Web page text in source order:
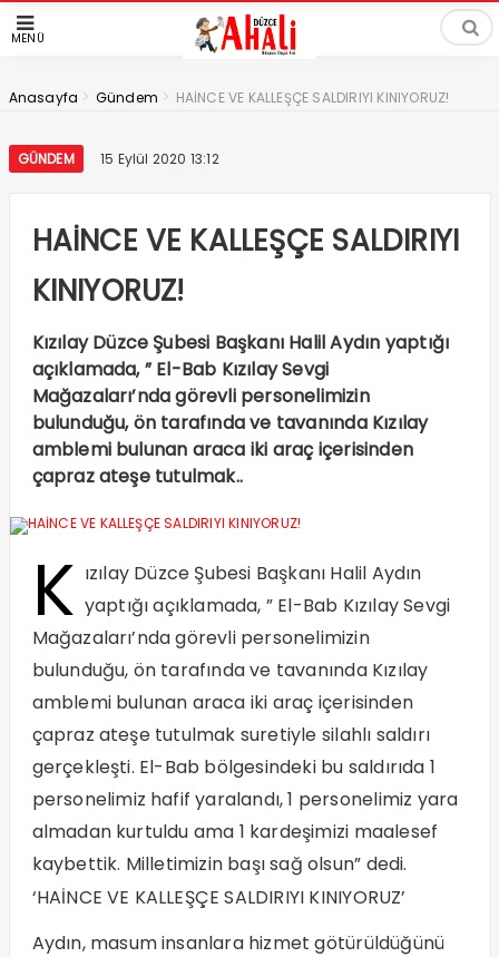
MENÜ
Anasayfa > Gündem > HAİNCE VE KALLEŞÇE SALDIRIYI KINIYORUZ!
GÜNDEM 15 Eylül 2020 13:12
HAİNCE VE KALLEŞÇE SALDIRIYI
KINIYORUZ!
Kızılay Düzce Şubesi Başkanı Halil Aydın yaptığı
açıklamada, ” El-Bab Kızılay Sevgi
Mağazaları’nda görevli personelimizin
bulunduğu, ön tarafında ve tavanında Kızılay
amblemi bulunan araca iki araç içerisinden
çapraz ateşe tutulmak..
K ızılay Düzce Şubesi Başkanı Halil Aydın
yaptığı açıklamada, ” El-Bab Kızılay Sevgi
Mağazaları’nda görevli personelimizin
bulunduğu, ön tarafında ve tavanında Kızılay
amblemi bulunan araca iki araç içerisinden
çapraz ateşe tutulmak suretiyle silahlı saldırı
gerçekleşti. El-Bab bölgesindeki bu saldırıda 1
personelimiz hafif yaralandı, 1 personelimiz yara
almadan kurtuldu ama 1 kardeşimizi maalesef
kaybettik. Milletimizin başı sağ olsun” dedi.
‘HAİNCE VE KALLEŞÇE SALDIRIYI KINIYORUZ’
Aydın, masum insanlara hizmet götürüldüğünü